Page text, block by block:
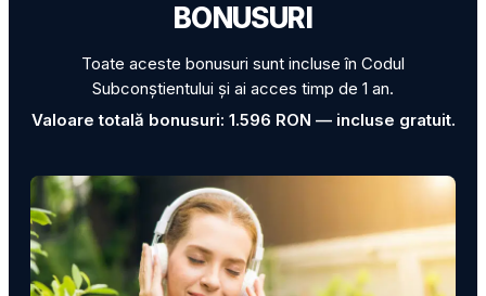
BONUSURI
Toate aceste bonusuri sunt incluse în Codul
Subconștientului și ai acces timp de 1 an.
Valoare totală bonusuri: 1.596 RON — incluse gratuit.